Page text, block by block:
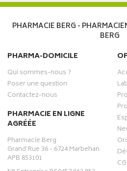
PHARMACIE BERG -
BERG
PHARMA-DOMICILE
Qui sommes-nous ?
Poser une question
Contactez-nous
PHARMACIE EN LIGNE
AGRÉÉE
Pharmacie Berg
Grand’Rue 36 - 6724 Marbehan
APB 853101